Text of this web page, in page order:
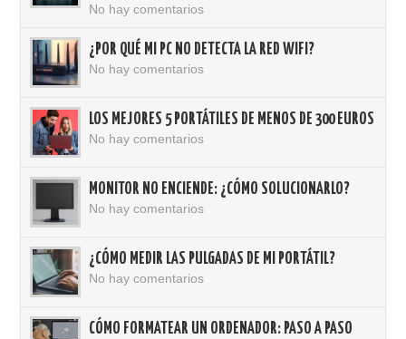
No hay comentarios
¿POR QUÉ MI PC NO DETECTA LA RED WIFI?
No hay comentarios
LOS MEJORES 5 PORTÁTILES DE MENOS DE 300 EUROS
No hay comentarios
MONITOR NO ENCIENDE: ¿CÓMO SOLUCIONARLO?
No hay comentarios
¿CÓMO MEDIR LAS PULGADAS DE MI PORTÁTIL?
No hay comentarios
CÓMO FORMATEAR UN ORDENADOR: PASO A PASO